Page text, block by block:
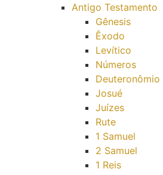
Antigo Testamento
Gênesis
Êxodo
Levítico
Números
Deuteronômio
Josué
Juízes
Rute
1 Samuel
2 Samuel
1 Reis